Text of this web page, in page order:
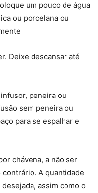
um pouco de água
ou porcelana ou
Deixe descansar até
peneira ou
sem peneira ou
para se espalhar e
chávena, a não ser
A quantidade
assim como o